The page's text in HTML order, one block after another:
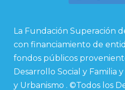
La Fundación Superación
con financiamiento de
fondos públicos
Desarrollo Social y Familia
y Urbanismo . ©Todos los